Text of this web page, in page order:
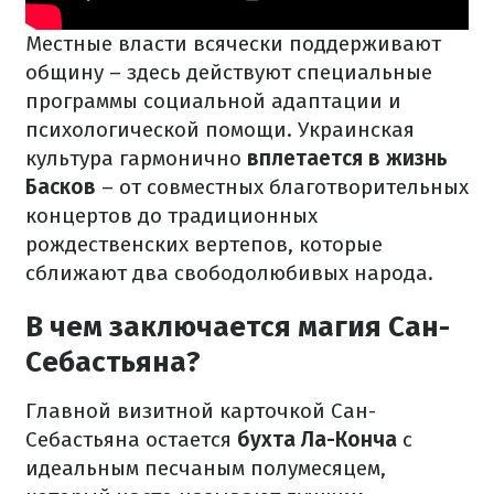
Местные власти всячески поддерживают
общину – здесь действуют специальные
программы социальной адаптации и
психологической помощи. Украинская
культура гармонично вплетается в жизнь
Басков – от совместных благотворительных
концертов до традиционных
рождественских вертепов, которые
сближают два свободолюбивых народа.
В чем заключается магия Сан-
Себастьяна?
Главной визитной карточкой Сан-
Себастьяна остается бухта Ла-Конча с
идеальным песчаным полумесяцем,